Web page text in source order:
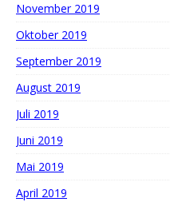
November 2019
Oktober 2019
September 2019
August 2019
Juli 2019
Juni 2019
Mai 2019
April 2019